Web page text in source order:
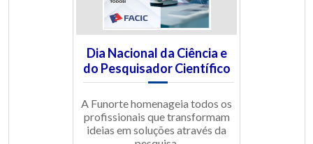
Dia Nacional da Ciência e
do Pesquisador Científico
A Funorte homenageia todos os
profissionais que transformam
ideias em soluções através da